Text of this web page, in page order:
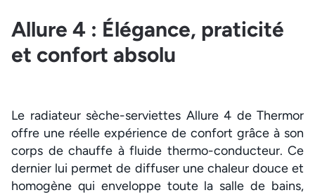
Allure 4 : Élégance, praticité
et confort absolu
Le radiateur sèche-serviettes Allure 4 de Thermor
offre une réelle expérience de confort grâce à son
corps de chauffe à fluide thermo-conducteur. Ce
dernier lui permet de diffuser une chaleur douce et
homogène qui enveloppe toute la salle de bains,